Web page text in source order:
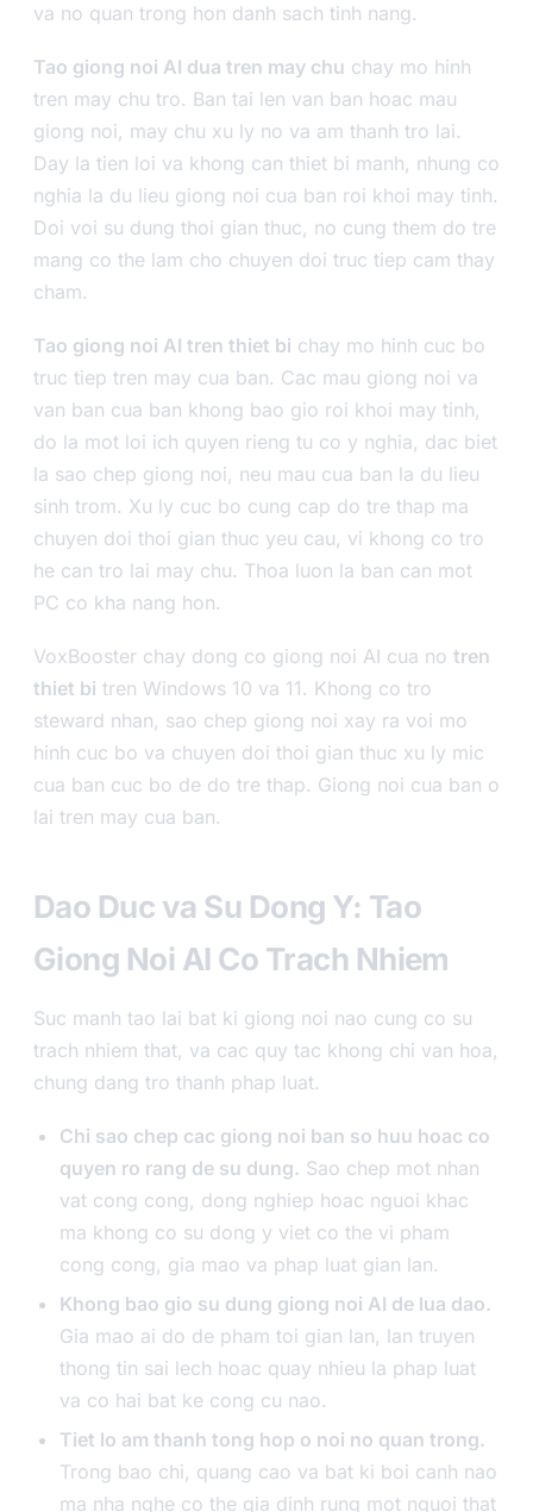
va no quan trong hon danh sach tinh nang.
Tao giong noi AI dua tren may chu chay mo hinh
tren may chu tro. Ban tai len van ban hoac mau
giong noi, may chu xu ly no va am thanh tro lai.
Day la tien loi va khong can thiet bi manh, nhung co
nghia la du lieu giong noi cua ban roi khoi may tinh.
Doi voi su dung thoi gian thuc, no cung them do tre
mang co the lam cho chuyen doi truc tiep cam thay
cham.
Tao giong noi AI tren thiet bi chay mo hinh cuc bo
truc tiep tren may cua ban. Cac mau giong noi va
van ban cua ban khong bao gio roi khoi may tinh,
do la mot loi ich quyen rieng tu co y nghia, dac biet
la sao chep giong noi, neu mau cua ban la du lieu
sinh trom. Xu ly cuc bo cung cap do tre thap ma
chuyen doi thoi gian thuc yeu cau, vi khong co tro
he can tro lai may chu. Thoa luon la ban can mot
PC co kha nang hon.
VoxBooster chay dong co giong noi AI cua no tren
thiet bi tren Windows 10 va 11. Khong co tro
steward nhan, sao chep giong noi xay ra voi mo
hinh cuc bo va chuyen doi thoi gian thuc xu ly mic
cua ban cuc bo de do tre thap. Giong noi cua ban o
lai tren may cua ban.
Dao Duc va Su Dong Y: Tao
Giong Noi AI Co Trach Nhiem
Suc manh tao lai bat ki giong noi nao cung co su
trach nhiem that, va cac quy tac khong chi van hoa,
chung dang tro thanh phap luat.
Chi sao chep cac giong noi ban so huu hoac co
quyen ro rang de su dung. Sao chep mot nhan
vat cong cong, dong nghiep hoac nguoi khac
ma khong co su dong y viet co the vi pham
cong cong, gia mao va phap luat gian lan.
Khong bao gio su dung giong noi AI de lua dao.
Gia mao ai do de pham toi gian lan, lan truyen
thong tin sai lech hoac quay nhieu la phap luat
va co hai bat ke cong cu nao.
Tiet lo am thanh tong hop o noi no quan trong.
Trong bao chi, quang cao va bat ki boi canh nao
ma nha nghe co the gia dinh rung mot nguoi that